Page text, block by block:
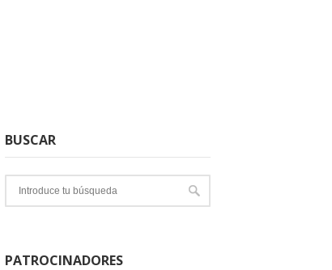
BUSCAR
PATROCINADORES